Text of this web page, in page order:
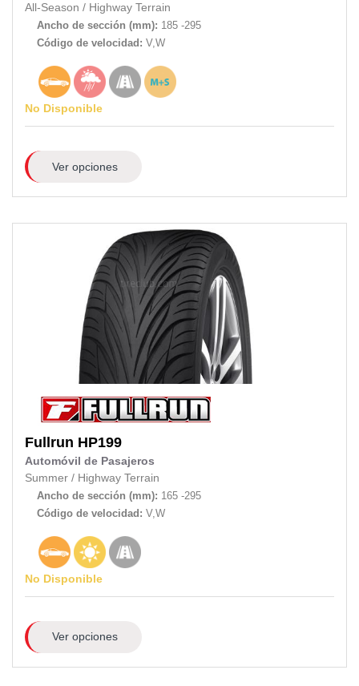
All-Season / Highway Terrain
Ancho de sección (mm): 185 -295
Código de velocidad: V,W
No Disponible
Ver opciones
Fullrun HP199
Automóvil de Pasajeros
Summer / Highway Terrain
Ancho de sección (mm): 165 -295
Código de velocidad: V,W
No Disponible
Ver opciones